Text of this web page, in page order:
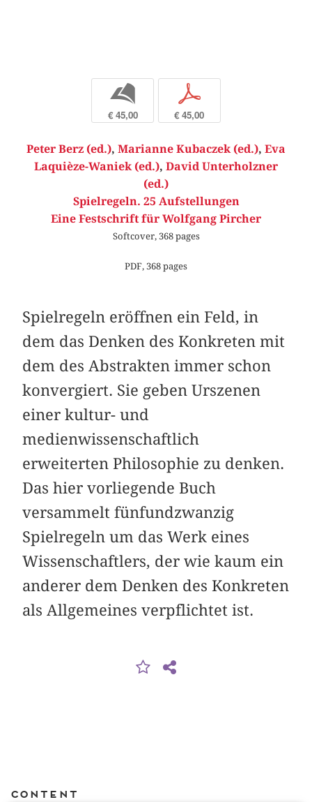
b
€ 45,00
p
€ 45,00
Peter Berz (ed.), Marianne Kubaczek (ed.), Eva
Laquièze-Waniek (ed.), David Unterholzner
(ed.)
Spielregeln. 25 Aufstellungen
Eine Festschrift für Wolfgang Pircher
Softcover, 368 pages
PDF, 368 pages
Spielregeln eröffnen ein Feld, in
dem das Denken des Konkreten mit
dem des Abstrakten immer schon
konvergiert. Sie geben Urszenen
einer kultur- und
medienwissenschaftlich
erweiterten Philosophie zu denken.
Das hier vorliegende Buch
versammelt fünfundzwanzig
Spielregeln um das Werk eines
Wissenschaftlers, der wie kaum ein
anderer dem Denken des Konkreten
als Allgemeines verpflichtet ist.
Content